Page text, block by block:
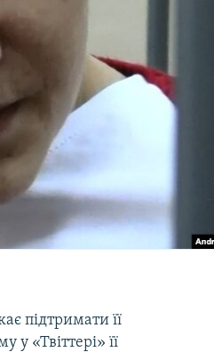
підтримати її
у «Твіттері» її